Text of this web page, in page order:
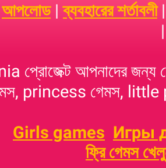
আপলোড|ব্যবহারের শর্তাবলী
প্রোজেক্ট আপনাদের
princess গেমস, little
Girls games Игры
ফ্রি গেমস